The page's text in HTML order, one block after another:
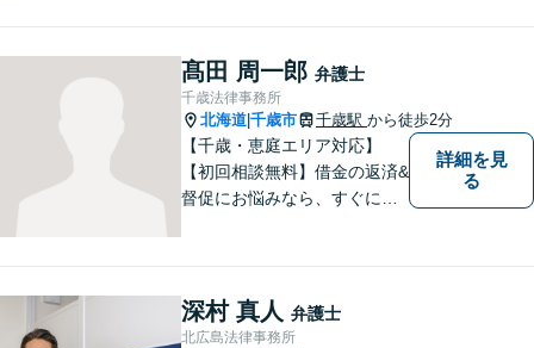
髙田 周一郎 弁護士
千歳法律事務所
北海道 千歳市 千歳駅 から徒歩2分
【千歳・恵庭エリア対応】
【初回相談無料】借金の返済&
督促にお悩みなら、すぐにご
産の解決実績多数！【千歳駅
徒歩２分】【分割払い可】
詳細を見
る
深村 真人 弁護士
北広島法律事務所